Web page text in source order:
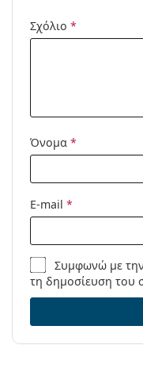
συνταγή:
Σχόλιο *
Όνομα *
E-mail *
Συμφωνώ με
τη δημοσίευση του